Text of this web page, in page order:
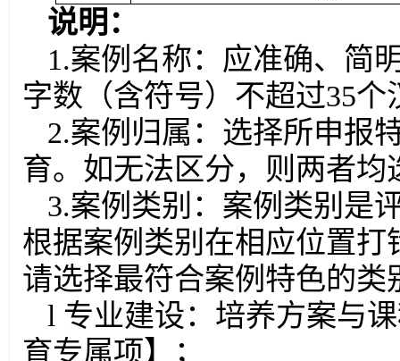
说明：
1.案例名称：应准确、简
字数（含符号）不超过35个
2.案例归属：选择所申报
育。如无法区分，则两者均
3.案例类别：案例类别是
根据案例类别在相应位置
请选择最符合案例特色的类
l 专业建设：培养方案与
育专属项】；